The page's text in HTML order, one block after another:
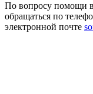
По вопросу помощи
обращаться по
электронной почте